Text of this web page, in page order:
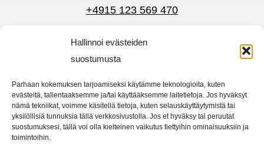
Hallinnoi evästeiden
suostumusta
Parhaan kokemuksen tarjoamiseksi käytämme teknologioita, kuten
evästeitä, tallentaaksemme ja/tai käyttääksemme laitetietoja. Jos hyväksyt
nämä tekniikat, voimme käsitellä tietoja, kuten selauskäyttäytymistä tai
yksilöllisiä tunnuksia tällä verkkosivustolla. Jos et hyväksy tai peruutat
suostumuksesi, tällä voi olla kielteinen vaikutus tiettyihin ominaisuuksiin ja
toimintoihin.
+4915 123 569 470
Tietosuojakäytäntö
Ehdot
Pikavalikko
Sähkömoottorit
Taajuusmuuttaja